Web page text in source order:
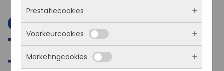
Concurrent AD
TP1/009 – Rear
Deze cookies zorgen ervoor dat de website
überhaupt werkt. Ze zijn dus altijd actief en
kunnen niet worden uitgezet. Meestal worden
ze alleen geplaatst als jij iets doet, zoals
inloggen, een formulier invullen of je
Prestatiecookies
Met deze cookies zien we hoe vaak onze site
bezocht wordt, waar bezoekers vandaan
komen en welke pagina’s populair zijn. Zo
Voorkeurcookies
Deze cookies onthouden jouw voorkeuren.
Marketingcookies